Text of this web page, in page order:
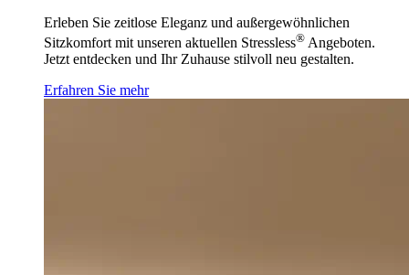
Erleben Sie zeitlose Eleganz und außergewöhnlichen
Sitzkomfort mit unseren aktuellen Stressless® Angeboten.
Jetzt entdecken und Ihr Zuhause stilvoll neu gestalten.
Erfahren Sie mehr